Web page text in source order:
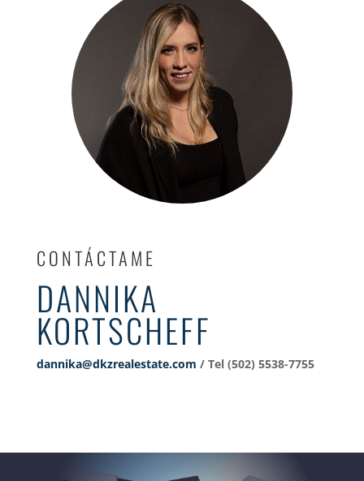
CONTÁCTAME
DANNIKA
KORTSCHEFF
dannika@dkzrealestate.com / Tel (502) 5538-7755‬